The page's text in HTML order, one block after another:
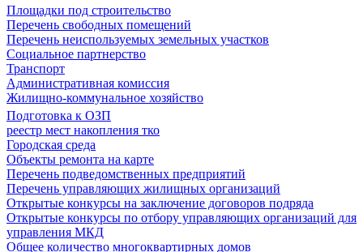
Площадки под строительство
Перечень свободных помещений
Перечень неиспользуемых земельных участков
Социальное партнерство
Транспорт
Административная комиссия
Жилищно-коммунальное хозяйство
Подготовка к ОЗП
реестр мест накопления тко
Городская среда
Объекты ремонта на карте
Перечень подведомственных предприятий
Перечень управляющих жилищных организаций
Открытые конкурсы на заключение договоров подряда
Открытые конкурсы по отбору управляющих организаций для
управления МКД
Общее количество многоквартирных домов